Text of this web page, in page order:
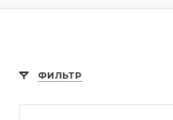
ФИЛЬТР